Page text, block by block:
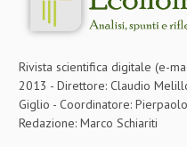
ARCHIVIO EVENTI (FINO AL
CORSI ENTI TERZI
BOLLETTINO FINANZIAMENTI
Rivista scientifica digitale (e-
2013 - Direttore: Claudio
Giglio - Coordinatore:
Redazione: Marco Schiariti